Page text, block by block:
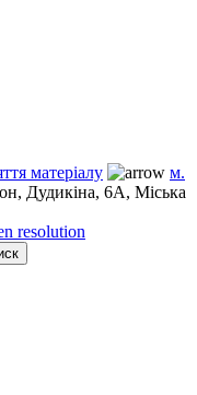
матеріалу
м.
Дудикіна, 6А, Міська